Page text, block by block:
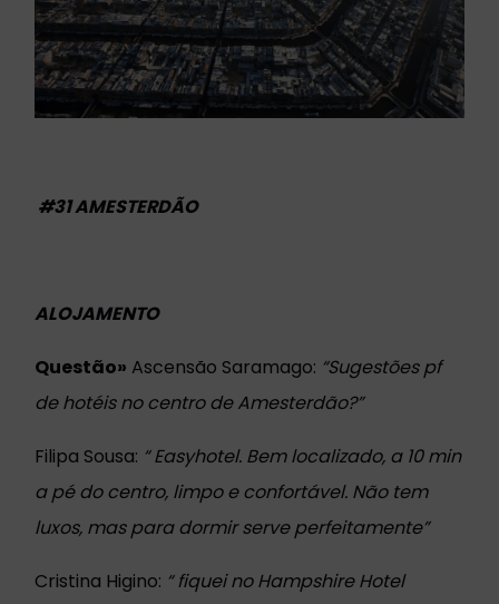
#31 AMESTERDÃO
ALOJAMENTO
Questão» Ascensão Saramago: “Sugestões pf
de hotéis no centro de Amesterdão?”
Filipa Sousa: “ Easyhotel. Bem localizado, a 10 min
a pé do centro, limpo e confortável. Não tem
luxos, mas para dormir serve perfeitamente”
Cristina Higino: “ fiquei noHampshire Hotel